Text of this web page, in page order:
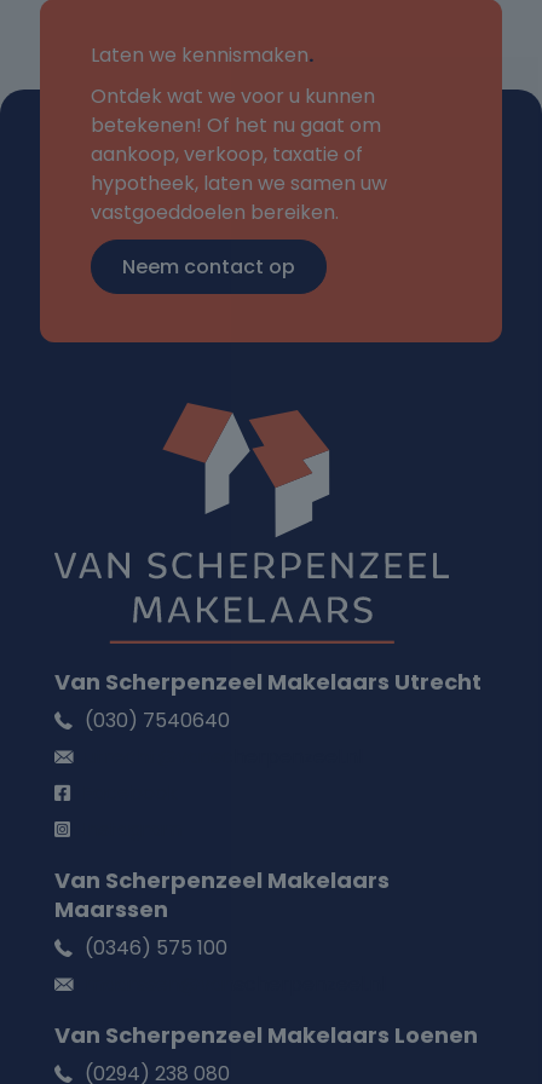
- Balkons op noordoosten en zuidwesten;
- Direct bewoonbaar zonder te klussen;
- Actieve VvE; maandelijkse bijdrage € 172,-;
- Eigenaar heeft het pand niet zelf bewoond;
- Notaris ter keuze verkoper.
Laten we kennismaken.
Ontdek wat we voor u kunnen
betekenen! Of het nu gaat om
aankoop, verkoop, taxatie of
hypotheek, laten we samen uw
vastgoeddoelen bereiken.
Neem contact op
Van Scherpenzeel Makelaars Utrecht
(030) 7540640
Van Scherpenzeel Makelaars
Maarssen
(0346) 575 100
Van Scherpenzeel Makelaars Loenen
(0294) 238 080